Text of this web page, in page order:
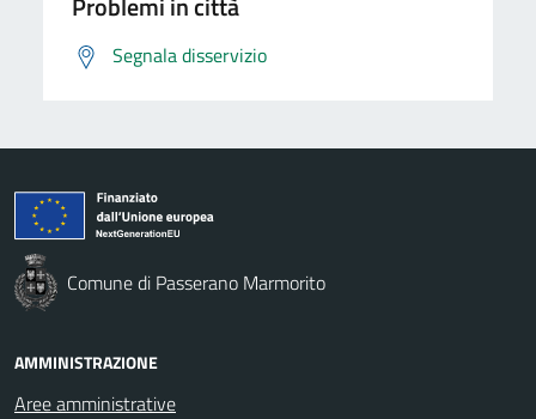
Segnala disservizio
Comune di Passerano Marmorito
AMMINISTRAZIONE
Aree amministrative